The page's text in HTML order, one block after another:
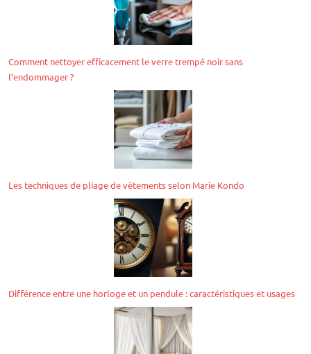
Comment nettoyer efficacement le verre trempé noir sans
l’endommager ?
Les techniques de pliage de vêtements selon Marie Kondo
Différence entre une horloge et un pendule : caractéristiques et usages